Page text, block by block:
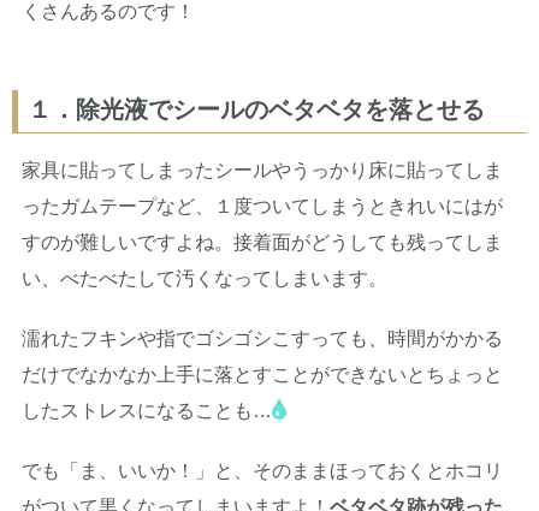
くさんあるのです！
１．除光液でシールのベタベタを落とせる
家具に貼ってしまったシールやうっかり床に貼ってしま
ったガムテープなど、１度ついてしまうときれいにはが
すのが難しいですよね。接着面がどうしても残ってしま
い、べたべたして汚くなってしまいます。
濡れたフキンや指でゴシゴシこすっても、時間がかかる
だけでなかなか上手に落とすことができないとちょっと
したストレスになることも…
でも「ま、いいか！」と、そのままほっておくとホコリ
がついて黒くなってしまいますよ！ ベタベタ跡が残った